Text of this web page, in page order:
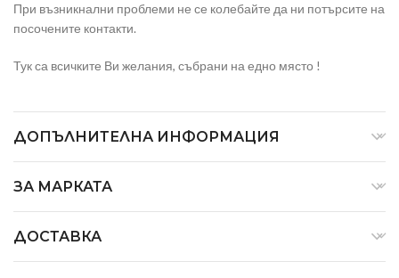
При възникнални проблеми не се колебайте да ни потърсите на
посочените контакти.
Тук са всичките Ви желания, събрани на едно място !
ДОПЪЛНИТЕЛНА ИНФОРМАЦИЯ
ЗА МАРКАТА
ДОСТАВКА